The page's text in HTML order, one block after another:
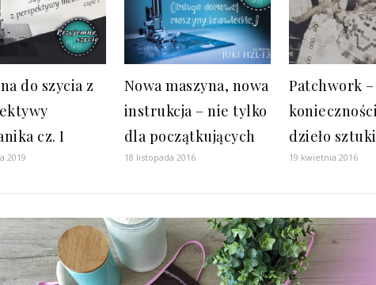
do szycia z
cz. I
2019
Nowa maszyna, nowa
instrukcja – nie tylko
dla początkujących
18 listopada 2016
Patchwork
dzieło sztuki
19 kwietnia 2016